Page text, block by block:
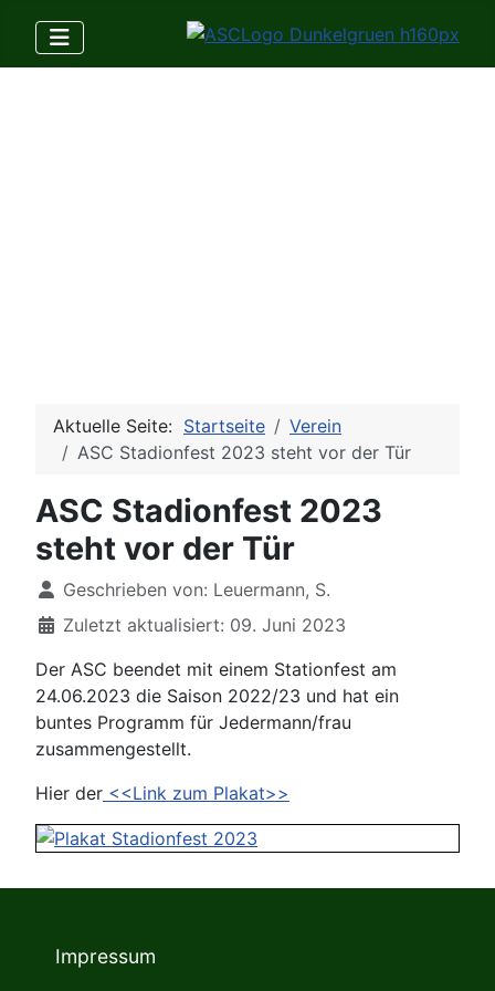
Aktuelle Seite: Startseite
Verein
ASC Stadionfest 2023 steht vor der Tür
ASC Stadionfest 2023
steht vor der Tür
DetailsGeschrieben von: Leuermann, S.
Zuletzt aktualisiert: 09. Juni 2023
Der ASC beendet mit einem Stationfest am
24.06.2023 die Saison 2022/23 und hat ein
buntes Programm für Jedermann/frau
zusammengestellt.
Hier der <<Link zum Plakat>>
Impressum